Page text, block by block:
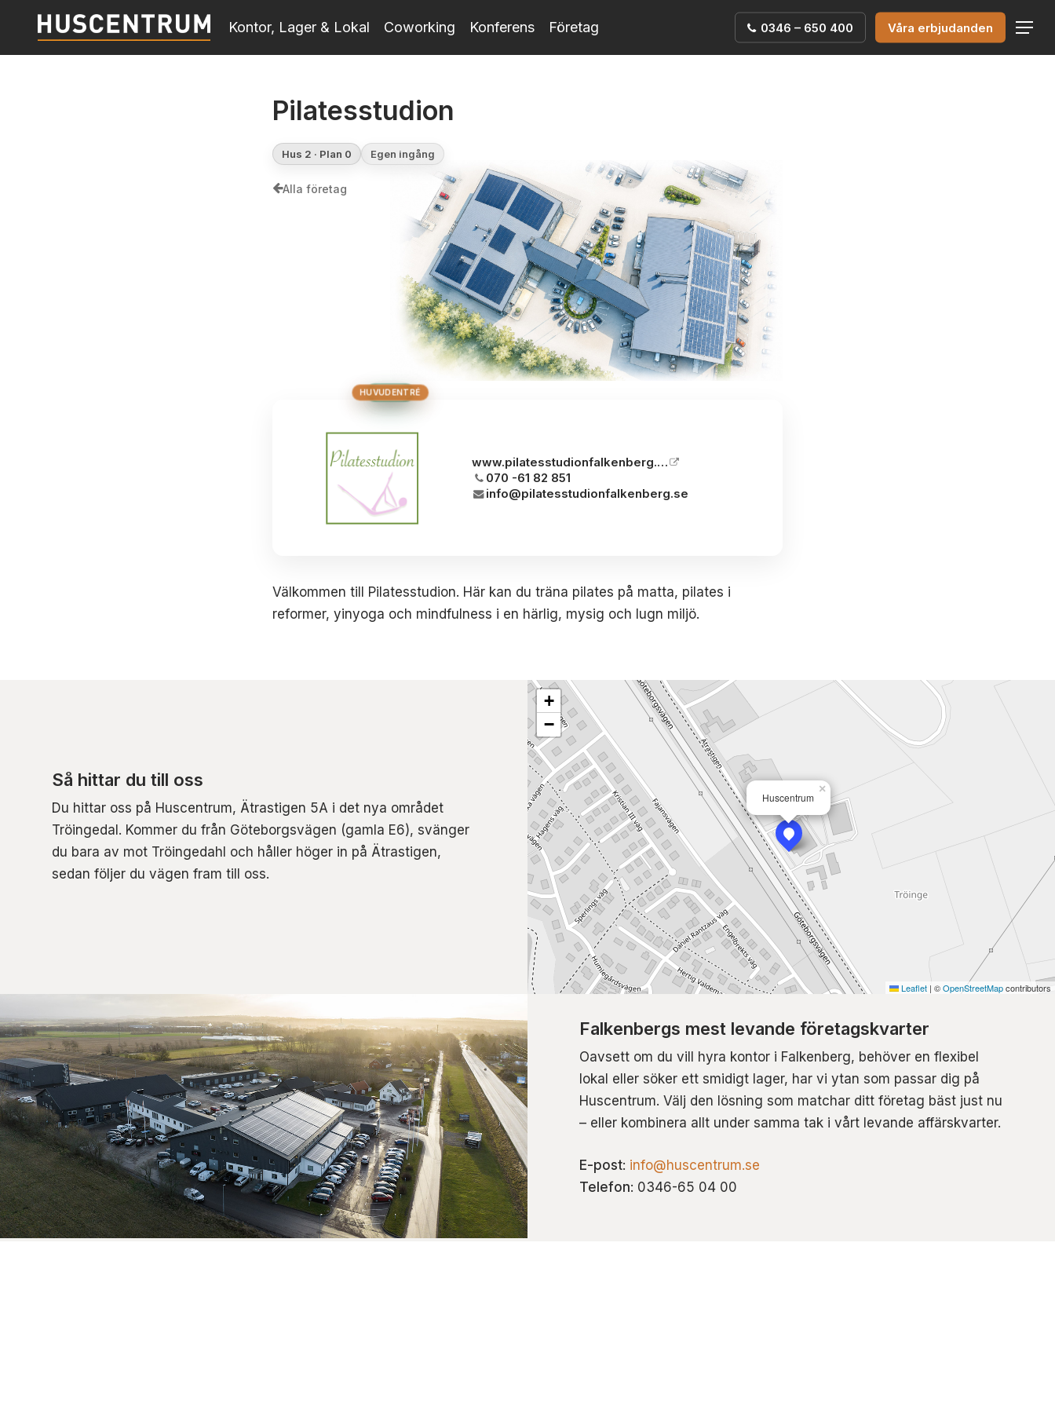
main
Kontor, Lager & Lokal Coworking Konferens Företag 0346 – 650 400 Våra erbjudanden Menu
Pilatesstudion
Hus 2 · Plan 0 Egen ingång
Alla företag
HUS 1
HUS 2
HUS 3
BRON
HUVUDENTRÉ
www.pilatesstudionfalkenberg.se
070 -61 82 851
info@pilatesstudionfalkenberg.se
Välkommen till Pilatesstudion. Här kan du träna pilates på matta, pilates i
reformer, yinyoga och mindfulness i en härlig, mysig och lugn miljö.
Så hittar du till oss
Du hittar oss på Huscentrum, Ätrastigen 5A i det nya området
Tröingedal. Kommer du från Göteborgsvägen (gamla E6), svänger
du bara av mot Tröingedahl och håller höger in på Ätrastigen,
sedan följer du vägen fram till oss.
Huscentrum
×
+
−
Leaflet | ©OpenStreetMapcontributors
Falkenbergs mest levande företagskvarter
Oavsett om du vill hyra kontor i Falkenberg, behöver en flexibel
lokal eller söker ett smidigt lager, har vi ytan som passar dig på
Huscentrum. Välj den lösning som matchar ditt företag bäst just nu
– eller kombinera allt under samma tak i vårt levande affärskvarter.
E-post: info@huscentrum.se
Telefon: 0346-65 04 00